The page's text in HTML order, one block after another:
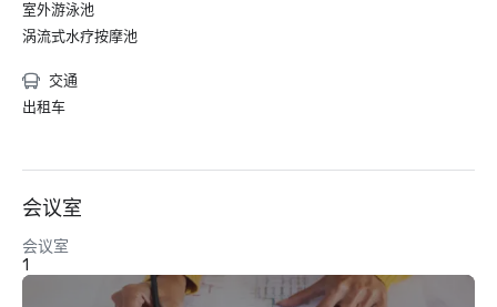
室外游泳池
涡流式水疗按摩池
交通
出租车
会议室
会议室
1